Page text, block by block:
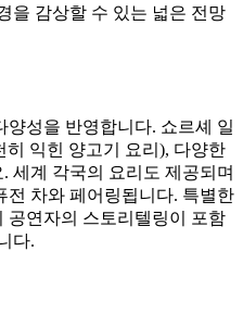
을 감상할 수 있는 넓은 전망
성을 반영합니다. 쇼르셰 일
히 익힌 양고기 요리), 다양한
세계 각국의 요리도 제공되며
전 차와 페어링됩니다. 특별한
공연자의 스토리텔링이 포함
다.